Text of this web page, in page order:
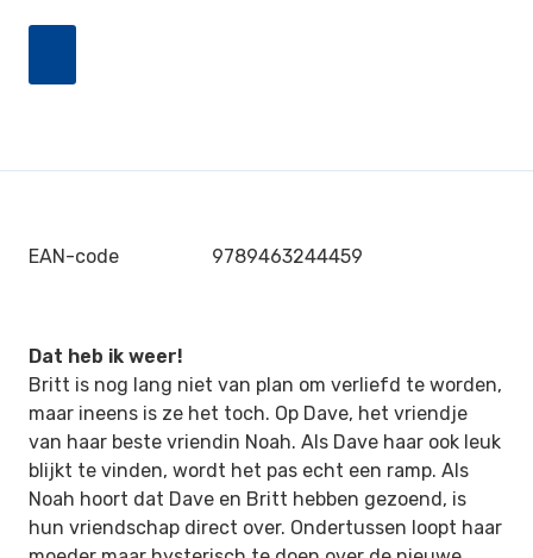
EAN-code 9789463244459
Dat heb ik weer!
Britt is nog lang niet van plan om verliefd te worden,
maar ineens is ze het toch. Op Dave, het vriendje
van haar beste vriendin Noah. Als Dave haar ook leuk
blijkt te vinden, wordt het pas echt een ramp. Als
Noah hoort dat Dave en Britt hebben gezoend, is
hun vriendschap direct over. Ondertussen loopt haar